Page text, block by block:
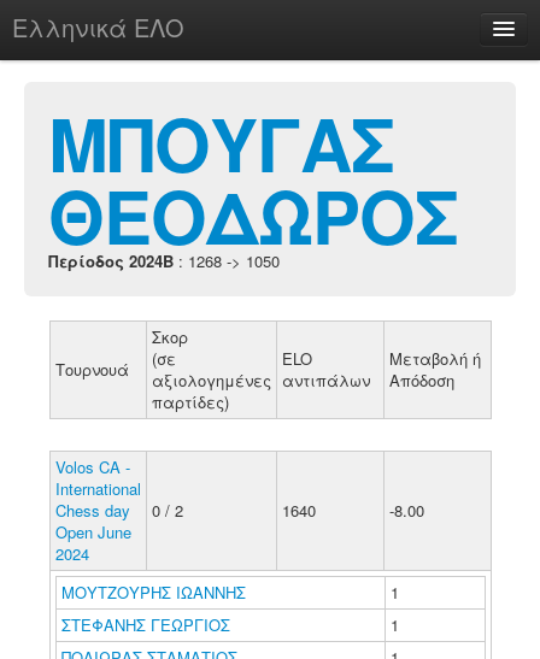
Ελληνικά ΕΛΟ
chesstu.be @ discord
Login
ΜΠΟΥΓΑΣ
ΘΕΟΔΩΡΟΣ
Περίοδος 2024B : 1268 -> 1050
Τουρνουά
Σκορ
(σε
αξιολογημένες
παρτίδες)
ELO
αντιπάλων
Μεταβολή ή
Απόδοση
Volos CA -
International
Chess day
Open June
2024
0 / 2 1640 -8.00
ΜΟΥΤΖΟΥΡΗΣ ΙΩΑΝΝΗΣ
1
ΣΤΕΦΑΝΗΣ ΓΕΩΡΓΙΟΣ
1